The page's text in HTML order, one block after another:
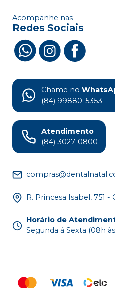
Acompanhe nas
Redes Sociais
Chame no
(84) 99880-5353
Atendimento
(84) 3027-0800
R. Princesa Isabel, 751
Horário de
Segunda á Sexta (08h